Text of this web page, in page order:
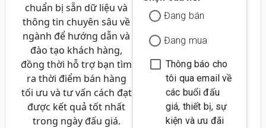
Đang bán
Đang mua
Thông báo cho
tôi qua email về
các buổi đấu
giá, thiết bị, sự
kiện và ưu đãi
chuẩn bị sẵn dữ liệu và
thông tin chuyên sâu về
ngành để hướng dẫn và
đào tạo khách hàng,
đồng thời hỗ trợ bạn tìm
ra thời điểm bán hàng
tối ưu và tư vấn cách đạt
được kết quả tốt nhất
trong ngày đấu giá.